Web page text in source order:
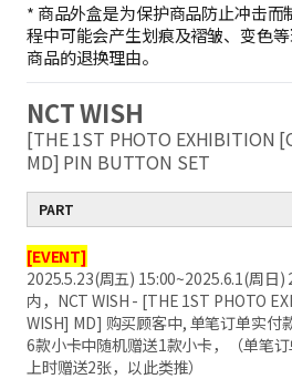
* 商品外盒是为保护商品防止冲击
程中可能会产生划痕及褶皱、变色
商品的退换理由。
NCT WISH
[THE 1ST PHOTO EXHIBITION
MD] PIN BUTTON SET
PART
[EVENT]
2025.5.23(周五) 15:00~2025.6.1(周日)
内，NCT WISH - [THE 1ST PHOTO
WISH] MD] 购买顾客中, 单笔订单实付
6款小卡中随机赠送1款小卡，（单笔
上时赠送2张，以此类推）